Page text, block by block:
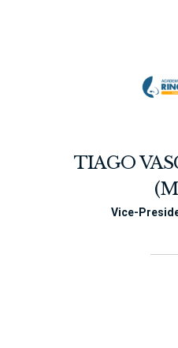
TIAGO
Vice-